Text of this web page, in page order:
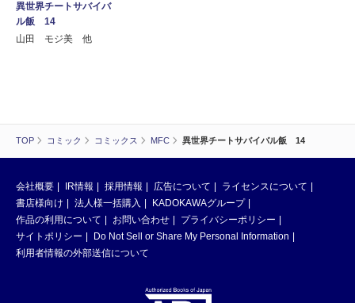
TOP コミック コミックス MFC 異世界チートサバイバル飯 14
異世界チートサバイバ
ル飯 14
山田 モジ美 他
会社概要 IR情報 採用情報 広告について
ライセンスについて
書店様向け
法人様一括購入
KADOKAWAグループ
作品の利用について
お問い合わせ
プライバシーポリシー
サイトポリシー
Do Not Sell or Share My Personal Information
利用者情報の外部送信について